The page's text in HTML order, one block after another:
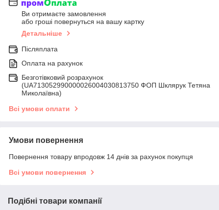
Ви отримаєте замовлення
або гроші повернуться на вашу картку
Детальніше
Післяплата
Оплата на рахунок
Безготівковий розрахунок
(UA713052990000026004030813750 ФОП Шклярук Тетяна
Миколаївна)
Всі умови оплати
Умови повернення
Повернення товару впродовж 14 днів за рахунок покупця
Всі умови повернення
Подібні товари компанії